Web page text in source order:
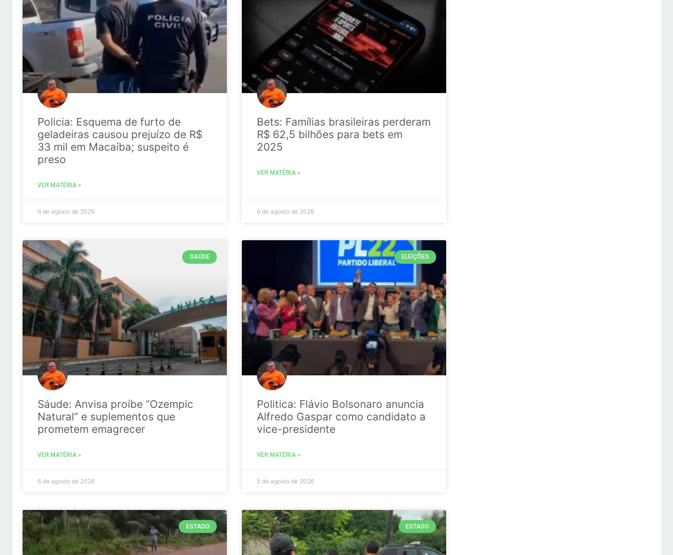
Policia: Esquema de furto de
geladeiras causou prejuízo de R$
33 mil em Macaíba; suspeito é
preso
VER MATÉRIA »
6 de agosto de 2026
Bets: Famílias brasileiras perderam
R$ 62,5 bilhões para bets em
2025
VER MATÉRIA »
6 de agosto de 2026
SAÚDE
Sáude: Anvisa proíbe “Ozempic
Natural” e suplementos que
prometem emagrecer
VER MATÉRIA »
6 de agosto de 2026
ELEIÇÕES
Politica: Flávio Bolsonaro anuncia
Alfredo Gaspar como candidato a
vice-presidente
VER MATÉRIA »
5 de agosto de 2026
ESTADO ESTADO